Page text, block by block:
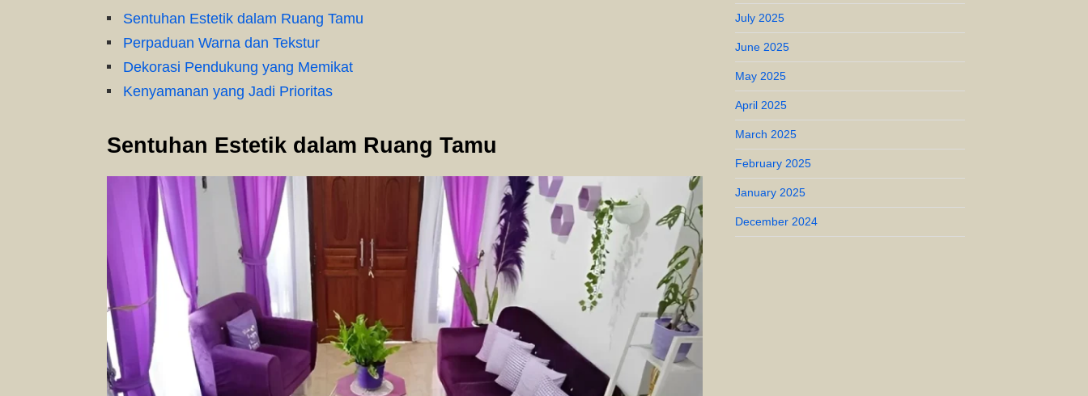
Sentuhan Estetik dalam Ruang Tamu
Perpaduan Warna dan Tekstur
Dekorasi Pendukung yang Memikat
Kenyamanan yang Jadi Prioritas
Sentuhan Estetik dalam Ruang Tamu
July 2025
June 2025
May 2025
April 2025
March 2025
February 2025
January 2025
December 2024